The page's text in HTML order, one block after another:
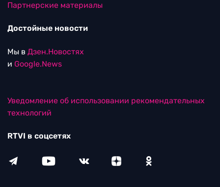
Партнерские материалы
Достойные новости
Мы в Дзен.Новостях
и Google.News
Уведомление об использовании рекомендательных
технологий
RTVI в соцсетях